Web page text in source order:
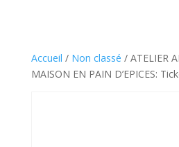
Accueil / Non classé / ATELIER
MAISON EN PAIN D’EPICES: